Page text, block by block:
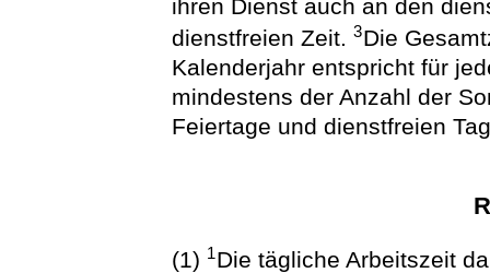
ihren Dienst auch an den
dienstfreien Zeit.3Die
Kalenderjahr entspricht für
mindestens der Anzahl der
Feiertage und dienstfreien
(1) 1Die tägliche Arbeitszeit